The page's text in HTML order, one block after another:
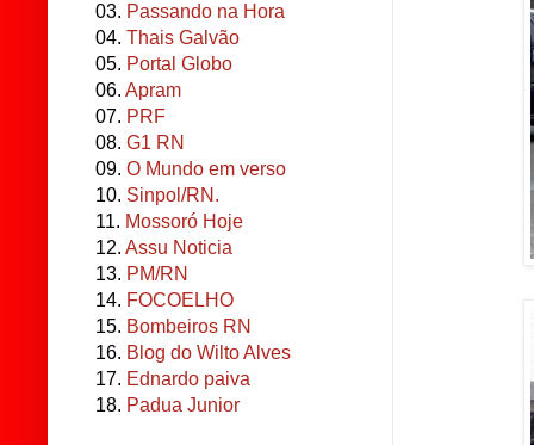
03. Passando na Hora
04. Thais Galvão
05. Portal Globo
06. Apram
07. PRF
08. G1 RN
09. O Mundo em verso
10. Sinpol/RN.
11. Mossoró Hoje
12. Assu Noticia
13. PM/RN
14. FOCOELHO
15. Bombeiros RN
16. Blog do Wilto Alves
17. Ednardo paiva
18. Padua Junior